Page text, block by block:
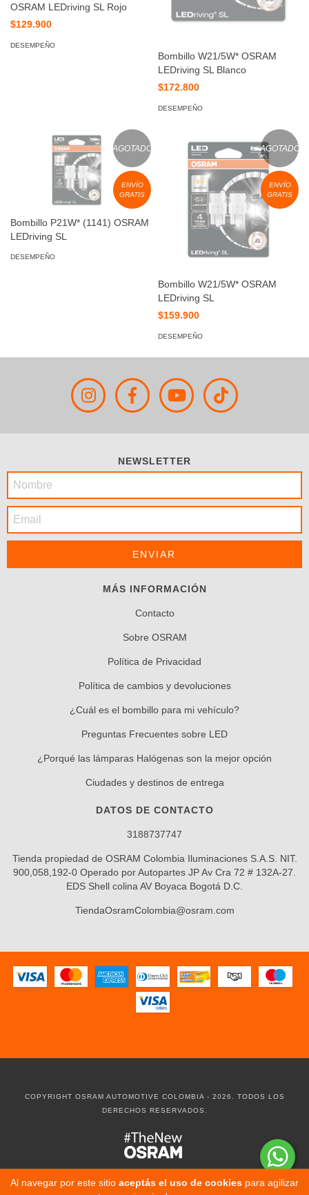
Al navegar por este sitio aceptás el uso de cookies para agilizar
OSRAM LEDriving SL Rojo
$129.900
DESEMPEÑO
Bombillo W21/5W* OSRAM
LEDriving SL Blanco
$172.800
DESEMPEÑO
AGOTADO
ENVÍO
GRATIS
Bombillo P21W* (1141) OSRAM
LEDriving SL
DESEMPEÑO
AGOTADO
ENVÍO
GRATIS
Bombillo W21/5W* OSRAM
LEDriving SL
$159.900
DESEMPEÑO
NEWSLETTER
MÁS INFORMACIÓN
Contacto
Sobre OSRAM
Política de Privacidad
Política de cambios y devoluciones
¿Cuál es el bombillo para mi vehículo?
Preguntas Frecuentes sobre LED
¿Porqué las lámparas Halógenas son la mejor opción
Ciudades y destinos de entrega
DATOS DE CONTACTO
3188737747
Tienda propiedad de OSRAM Colombia Iluminaciones S.A.S. NIT.
900,058,192-0 Operado por Autopartes JP Av Cra 72 # 132A-27.
EDS Shell colina AV Boyaca Bogotá D.C.
TiendaOsramColombia@osram.com
COPYRIGHT OSRAM AUTOMOTIVE COLOMBIA - 2026. TODOS LOS
DERECHOS RESERVADOS.